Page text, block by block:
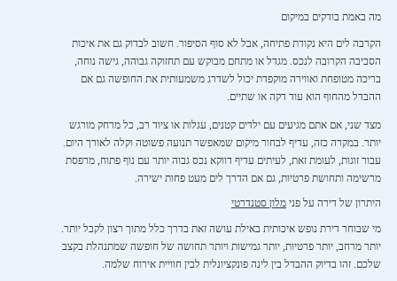
מה באמת בודקים במיקום
הקרבה לים היא נקודת פתיחה, אבל לא סוף הסיפור. חשוב לבדוק גם את איכות
הסביבה הקרובה לנכס. מגדל או מתחם מבוקש עם תחזוקה גבוהה, גישה נוחה,
בריכה מטופחת ואווירה מוקפדת יכול לשדרג משמעותית את החופשה גם אם
ההבדל מהחוף הוא עוד דקה או שתיים.
מצד שני, אם אתם מגיעים עם ילדים קטנים, עגלות או ציוד רב, כל מרחק מורגש
יותר. במקרה כזה, עדיף לבחור מיקום שמאפשר תנועה פשוטה וקלה לאורך היום.
עבור זוגות, לעומת זאת, לעיתים עדיף דווקא נכס גבוה יותר עם נוף פתוח, מרפסת
מרשימה ותחושת פרטיות, גם אם הדרך לים מעט פחות ישירה.
היתרון של דירה על פנימלון סטנדרטי
מי שבוחר דירת נופש איכותית באילת עושה זאת בדרך כלל מתוך רצון לקבל יותר.
יותר מרחב, יותר פרטיות, יותר גמישות ויותר תחושה של חופשה שמתנהלת בקצב
שלכם. זהו בדיוק ההבדל בין לינה פונקציונלית לבין חוויית אירוח שלמה.